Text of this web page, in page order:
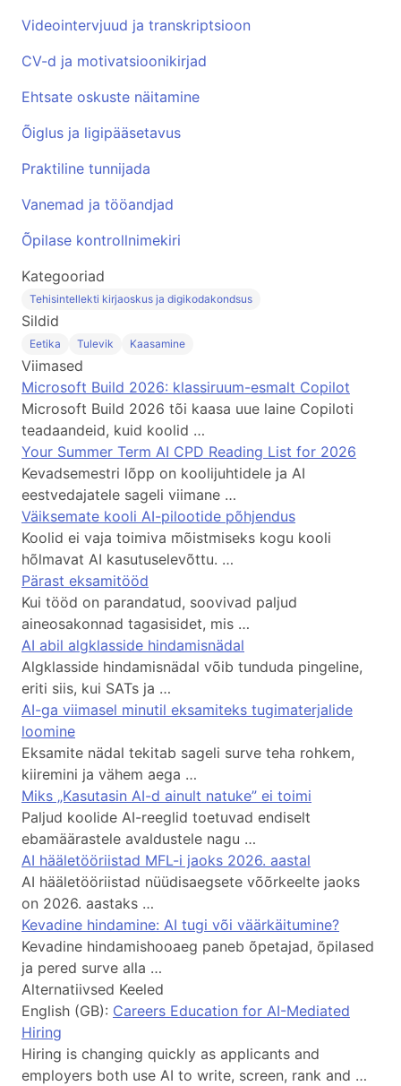
Videointervjuud ja transkriptsioon
CV-d ja motivatsioonikirjad
Ehtsate oskuste näitamine
Õiglus ja ligipääsetavus
Praktiline tunnijada
Vanemad ja tööandjad
Õpilase kontrollnimekiri
Kategooriad
Tehisintellekti kirjaoskus ja digikodakondsus
Sildid
Eetika Tulevik Kaasamine
Viimased
Microsoft Build 2026: klassiruum-esmalt Copilot
Microsoft Build 2026 tõi kaasa uue laine Copiloti
teadaandeid, kuid koolid …
Your Summer Term AI CPD Reading List for 2026
Kevadsemestri lõpp on koolijuhtidele ja AI
eestvedajatele sageli viimane …
Väiksemate kooli AI-pilootide põhjendus
Koolid ei vaja toimiva mõistmiseks kogu kooli
hõlmavat AI kasutuselevõttu. …
Pärast eksamitööd
Kui tööd on parandatud, soovivad paljud
aineosakonnad tagasisidet, mis …
AI abil algklasside hindamisnädal
Algklasside hindamisnädal võib tunduda pingeline,
eriti siis, kui SATs ja …
AI-ga viimasel minutil eksamiteks tugimaterjalide
loomine
Eksamite nädal tekitab sageli surve teha rohkem,
kiiremini ja vähem aega …
Miks „Kasutasin AI-d ainult natuke” ei toimi
Paljud koolide AI-reeglid toetuvad endiselt
ebamäärastele avaldustele nagu …
AI hääletööriistad MFL-i jaoks 2026. aastal
AI hääletööriistad nüüdisaegsete võõrkeelte jaoks
on 2026. aastaks …
Kevadine hindamine: AI tugi või väärkäitumine?
Kevadine hindamishooaeg paneb õpetajad, õpilased
ja pered surve alla …
Alternatiivsed Keeled
English (GB): Careers Education for AI-Mediated
Hiring
Hiring is changing quickly as applicants and
employers both use AI to write, screen, rank and …